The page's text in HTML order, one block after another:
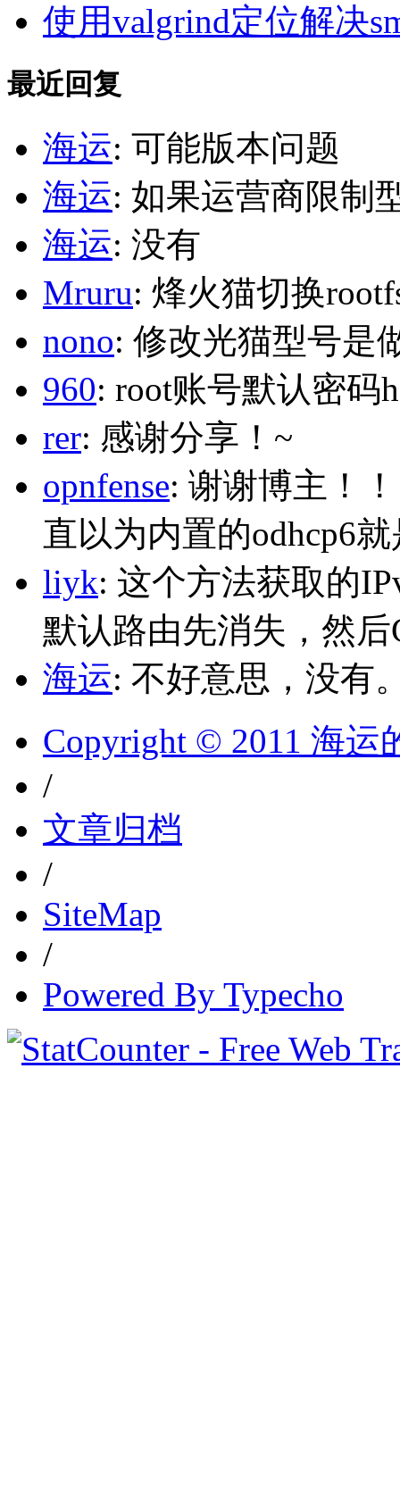
使用valgrind定位解决
最近回复
海运: 可能版本问题
海运: 如果运营商限制
海运: 没有
Mruru: 烽火猫切换
nono: 修改光猫型号是
960: root账号默认密码
rer: 感谢分享！~
opnfense: 谢谢博主！
直以为内置的odhcp6
liyk: 这个方法获取的
默认路由先消失，然
海运: 不好意思，没有
Copyright © 2011 海运
/
文章归档
/
SiteMap
/
Powered By Typecho